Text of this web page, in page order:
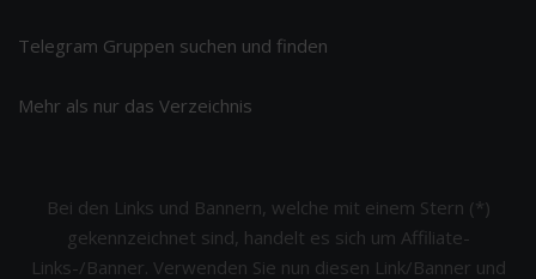
Telegram Gruppen suchen und finden
Mehr als nur das Verzeichnis
Bei den Links und Bannern, welche mit einem Stern (*)
gekennzeichnet sind, handelt es sich um Affiliate-
Links-/Banner. Verwenden Sie nun diesen Link/Banner und